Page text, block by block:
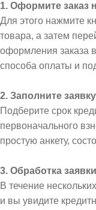
1. Оформите заказ
Для этого нажмите
товара, а затем
оформления заказа
способа оплаты и
2. Заполните
Подберите срок
первоначального
простую анкету,
3. Обработка заявки
В течение
и вы увидите